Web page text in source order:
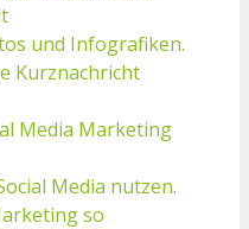
und Infografiken.
Kurznachricht
Media Marketing
Media nutzen.
so